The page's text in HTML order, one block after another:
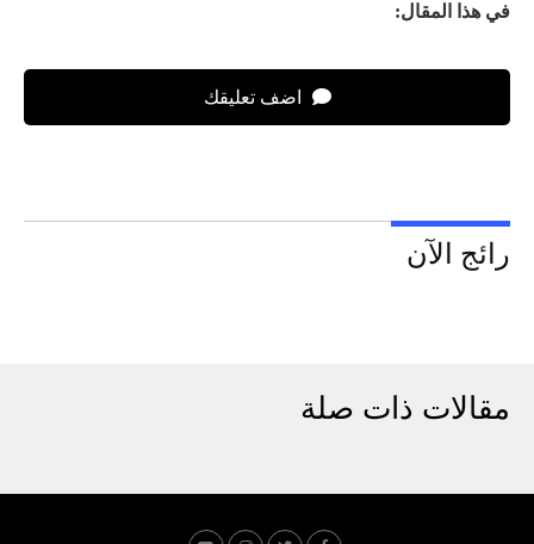
في هذا المقال:
اضف تعليقك
رائج الآن
مقالات ذات صلة